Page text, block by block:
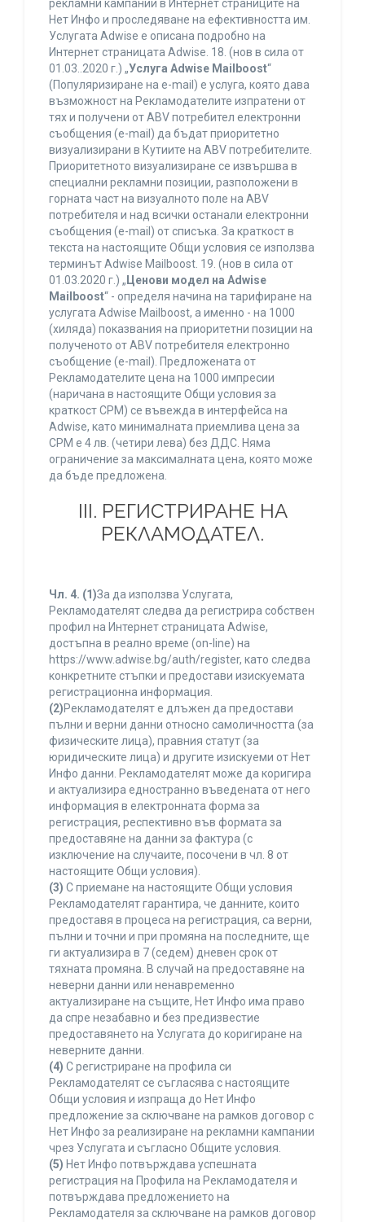
рекламни кампании в Интернет страниците на
Нет Инфо и проследяване на ефективността им.
Услугата Adwise е описана подробно на
Интернет страницата Adwise. 18. (нов в сила от
01.03..2020 г.) „Услуга Adwise Mailboost“
(Популяризиране на e-mail) е услуга, която дава
възможност на Рекламодателите изпратени от
тях и получени от ABV потребител електронни
съобщения (e-mail) да бъдат приоритетно
визуализирани в Кутиите на ABV потребителите.
Приоритетното визуализиране се извършва в
специални рекламни позиции, разположени в
горната част на визуалното поле на ABV
потребителя и над всички останали електронни
съобщения (e-mail) от списъка. За краткост в
текста на настоящите Общи условия се използва
терминът Adwise Mailboost. 19. (нов в сила от
01.03.2020 г.) „ Ценови модел на Adwise
Mailboost“ - определя начина на тарифиране на
услугата Adwise Mailboost, а именно - на 1000
(хиляда) показвания на приоритетни позиции на
полученото от ABV потребителя електронно
съобщение (e-mail). Предложената от
Рекламодателите цена на 1000 импресии
(наричана в настоящите Общи условия за
краткост CPM) се въвежда в интерфейса на
Adwise, като минималната приемлива цена за
CPM е 4 лв. (четири лева) без ДДС. Няма
ограничение за максималната цена, която може
да бъде предложена.
ІІІ. РЕГИСТРИРАНЕ НА
РЕКЛАМОДАТЕЛ.
Чл. 4. (1)За да използва Услугата,
Рекламодателят следва да регистрира собствен
профил на Интернет страницата Adwise,
достъпна в реално време (on-line) на
https://www.adwise.bg/auth/register, като следва
конкретните стъпки и предостави изискуемата
регистрационна информация.
(2)Рекламодателят е длъжен да предостави
пълни и верни данни относно самоличността (за
физическите лица), правния статут (за
юридическите лица) и другите изискуеми от Нет
Инфо данни. Рекламодателят може да коригира
и актуализира едностранно въведената от него
информация в електронната форма за
регистрация, респективно във формата за
предоставяне на данни за фактура (с
изключение на случаите, посочени в чл. 8 от
настоящите Общи условия).
(3) С приемане на настоящите Общи условия
Рекламодателят гарантира, че данните, които
предоставя в процеса на регистрация, са верни,
пълни и точни и при промяна на последните, ще
ги актуализира в 7 (седем) дневен срок от
тяхната промяна. В случай на предоставяне на
неверни данни или ненавременно
актуализиране на същите, Нет Инфо има право
да спре незабавно и без предизвестие
предоставянето на Услугата до коригиране на
неверните данни.
(4) С регистриране на профила си
Рекламодателят се съгласява с настоящите
Общи условия и изпраща до Нет Инфо
предложение за сключване на рамков договор с
Нет Инфо за реализиране на рекламни кампании
чрез Услугата и съгласно Общите условия.
(5) Нет Инфо потвърждава успешната
регистрация на Профила на Рекламодателя и
потвърждава предложението на
Рекламодателя за сключване на рамков договор